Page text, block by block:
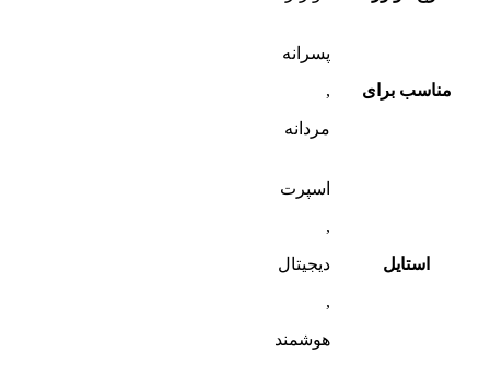
مناسب برای
پسرانه
,
مردانه
استایل
اسپرت
,
دیجیتال
,
هوشمند